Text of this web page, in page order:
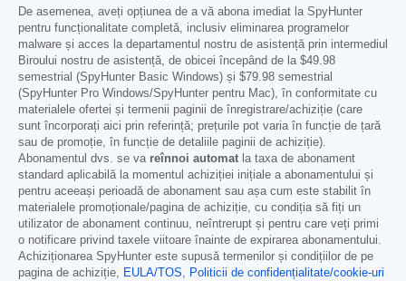
De asemenea, aveți opțiunea de a vă abona imediat la SpyHunter
pentru funcționalitate completă, inclusiv eliminarea programelor
malware și acces la departamentul nostru de asistență prin intermediul
Biroului nostru de asistență, de obicei începând de la $49.98
semestrial (SpyHunter Basic Windows) și $79.98 semestrial
(SpyHunter Pro Windows/SpyHunter pentru Mac), în conformitate cu
materialele ofertei și termenii paginii de înregistrare/achiziție (care
sunt încorporați aici prin referință; prețurile pot varia în funcție de țară
sau de promoție, în funcție de detaliile paginii de achiziție).
Abonamentul dvs. se va reînnoi automat la taxa de abonament
standard aplicabilă la momentul achiziției inițiale a abonamentului și
pentru aceeași perioadă de abonament sau așa cum este stabilit în
materialele promoționale/pagina de achiziție, cu condiția să fiți un
utilizator de abonament continuu, neîntrerupt și pentru care veți primi
o notificare privind taxele viitoare înainte de expirarea abonamentului.
Achiziționarea SpyHunter este supusă termenilor și condițiilor de pe
pagina de achiziție, EULA/TOS, Politicii de confidențialitate/cookie-uri